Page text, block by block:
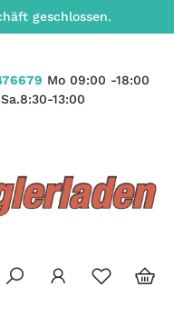
geschlossen.
Mo 09:00 -18:00
13:00